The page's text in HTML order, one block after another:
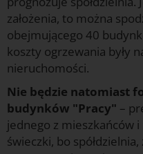
założenia, to można
obejmującego 40
koszty ogrzewania były
nieruchomości.
Nie będzie natomiast
budynków "Pracy" –
jednego z mieszkańców
świeczki, bo